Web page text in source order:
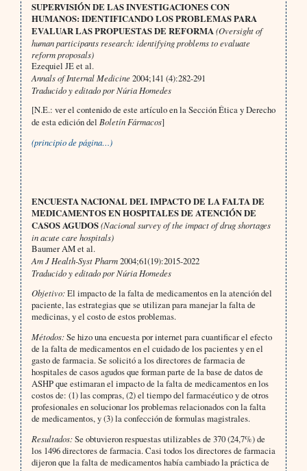
SUPERVISIÓN DE LAS INVESTIGACIONES CON
HUMANOS: IDENTIFICANDO LOS PROBLEMAS PARA
EVALUAR LAS PROPUESTAS DE REFORMA(Oversight of
human participants research: identifying problems to evaluate
reform proposals)
Ezequiel JE et al.
Annals of Internal Medicine2004;141 (4):282-291
Traducido y editado por Núria Homedes
[N.E.: ver el contenido de este artículo en la Sección Ética y Derecho
de esta edición del Boletín Fármacos]
(principio de página…)
ENCUESTA NACIONAL DEL IMPACTO DE LA FALTA DE
MEDICAMENTOS EN HOSPITALES DE ATENCIÓN DE
CASOS AGUDOS(Nacional survey of the impact of drug shortages
in acute care hospitals)
Baumer AM et al.
Am J Health-Syst Pharm2004;61(19):2015-2022
Traducido y editado por Núria Homedes
Objetivo:El impacto de la falta de medicamentos en la atención del
paciente, las estrategias que se utilizan para manejar la falta de
medicinas, y el costo de estos problemas.
Métodos:Se hizo una encuesta por internet para cuantificar el efecto
de la falta de medicamentos en el cuidado de los pacientes y en el
gasto de farmacia. Se solicitó a los directores de farmacia de
hospitales de casos agudos que forman parte de la base de datos de
ASHP que estimaran el impacto de la falta de medicamentos en los
costos de: (1) las compras, (2) el tiempo del farmacéutico y de otros
profesionales en solucionar los problemas relacionados con la falta
de medicamentos, y (3) la confección de formulas magistrales.
Resultados:Se obtuvieron respuestas utilizables de 370 (24,7%) de
los 1496 directores de farmacia. Casi todos los directores de farmacia
dijeron que la falta de medicamentos había cambiado la práctica de